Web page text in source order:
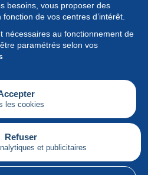
besoins, vous proposer des
de vos centres d’intérêt.
nécessaires au fonctionnement de
paramétrés selon vos
les cookies
Refuser
et publicitaires
Français